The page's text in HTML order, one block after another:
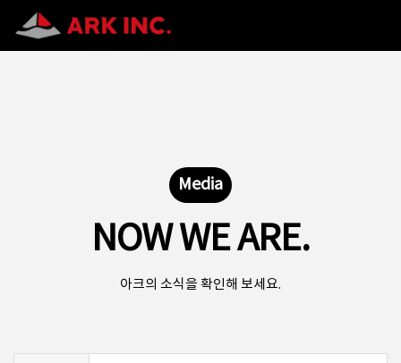
Media
NOW WE ARE.
아크의 소식을 확인해 보세요.